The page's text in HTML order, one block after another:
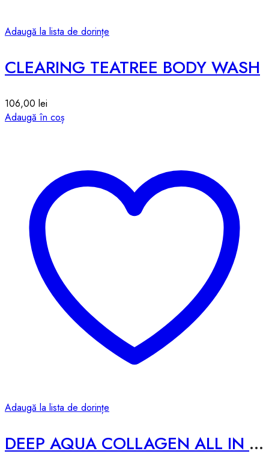
Adaugă la lista de dorințe
CLEARING TEATREE BODY WASH
106,00 lei
Adaugă în coș
Adaugă la lista de dorințe
DEEP AQUA COLLAGEN ALL IN ONE AMPOULE 2X – 250ml